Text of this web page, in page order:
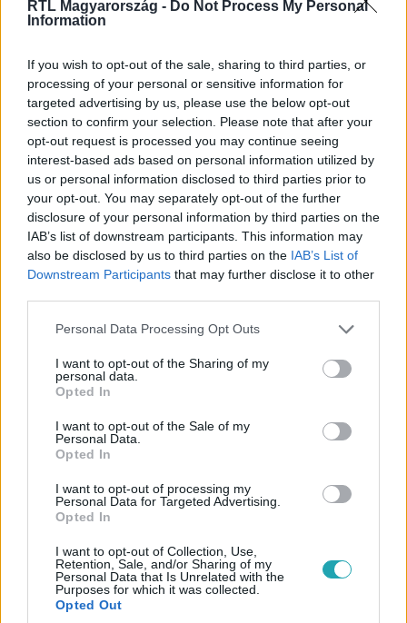
RTL Magyarország - Do Not Process My Personal
Information
If you wish to opt-out of the sale, sharing to third parties, or
processing of your personal or sensitive information for
targeted advertising by us, please use the below opt-out
section to confirm your selection. Please note that after your
opt-out request is processed you may continue seeing
interest-based ads based on personal information utilized by
us or personal information disclosed to third parties prior to
your opt-out. You may separately opt-out of the further
disclosure of your personal information by third parties on the
IAB’s list of downstream participants. This information may
also be disclosed by us to third parties on the IAB’s List of
Downstream Participants that may further disclose it to other
Please note that this website/app uses one or more Google
not limited to your visit or usage behaviour. You may click to
grant or deny consent to Google and its third-party tags to
use your data for below specified purposes in below Google
consent section.
Personal Data Processing Opt Outs
I want to opt-out of the Sharing of my
personal data.
Opted In
I want to opt-out of the Sale of my
Personal Data.
Opted In
I want to opt-out of processing my
Personal Data for Targeted Advertising.
Opted In
I want to opt-out of Collection, Use,
Retention, Sale, and/or Sharing of my
Personal Data that Is Unrelated with the
Purposes for which it was collected.
Opted Out
2024. február 28. 18:38
szervezett táborban történtek miatt
Kiskorú veszélyeztetése miatt nyomozást indított
rendőrség, és lemondott az újpesti MSZP elnöke egy
gyerektáborban történtek miatt.
Belföld
Felfüggesztette a parlament Gurmai Zita
mentelmi jogát
Az MSZP-s Gurmai Zita mentelmi jogát csoportosan
elkövetett, hivatalos személy elleni erőszak miatt